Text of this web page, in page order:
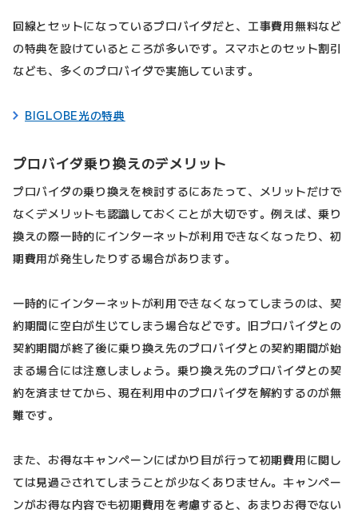
回線とセットになっているプロバイダだと、工事費用無料など
の特典を設けているところが多いです。スマホとのセット割引
なども、多くのプロバイダで実施しています。
BIGLOBE光の特典
プロバイダ乗り換えのデメリット
プロバイダの乗り換えを検討するにあたって、メリットだけで
なくデメリットも認識しておくことが大切です。例えば、乗り
換えの際一時的にインターネットが利用できなくなったり、初
期費用が発生したりする場合があります。
一時的にインターネットが利用できなくなってしまうのは、契
約期間に空白が生じてしまう場合などです。旧プロバイダとの
契約期間が終了後に乗り換え先のプロバイダとの契約期間が始
まる場合には注意しましょう。乗り換え先のプロバイダとの契
約を済ませてから、現在利用中のプロバイダを解約するのが無
難です。
また、お得なキャンペーンにばかり目が行って初期費用に関し
ては見過ごされてしまうことが少なくありません。キャンペー
ンがお得な内容でも初期費用を考慮すると、あまりお得でない